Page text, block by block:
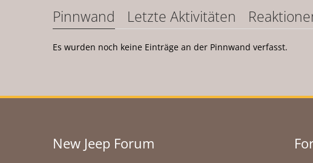
Pinnwand Letzte Aktivitäten
Es wurden noch keine Einträge an der Pinnwand verfasst.
New Jeep Forum